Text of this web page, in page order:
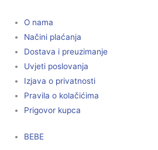
O nama
Načini plaćanja
Dostava i preuzimanje
Uvjeti poslovanja
Izjava o privatnosti
Pravila o kolačićima
Prigovor kupca
BEBE